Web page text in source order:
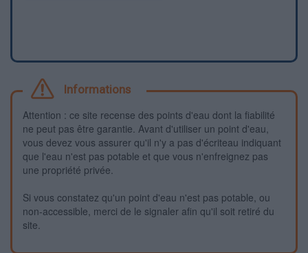
Informations
Attention : ce site recense des points d'eau dont la fiabilité
ne peut pas être garantie. Avant d'utiliser un point d'eau,
vous devez vous assurer qu'il n'y a pas d'écriteau indiquant
que l'eau n'est pas potable et que vous n'enfreignez pas
une propriété privée.
Si vous constatez qu'un point d'eau n'est pas potable, ou
non-accessible, merci de le signaler afin qu'il soit retiré du
site.